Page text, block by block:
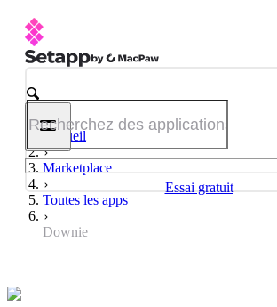
Essai gratuit
Accueil
Marketplace
Toutes les apps
Downie